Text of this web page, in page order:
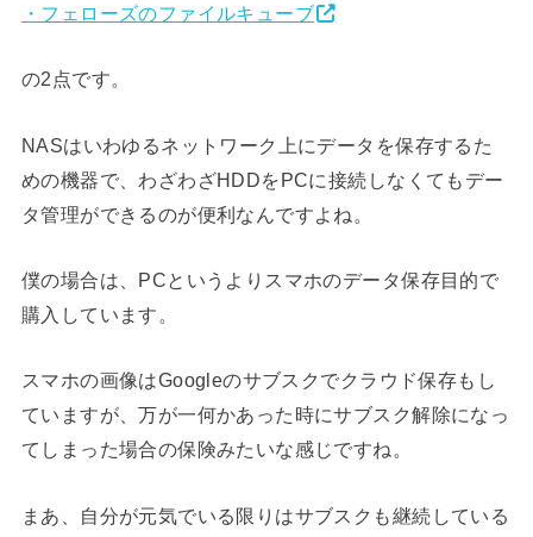
・フェローズのファイルキューブ
の2点です。
NASはいわゆるネットワーク上にデータを保存するた
めの機器で、わざわざHDDをPCに接続しなくてもデー
タ管理ができるのが便利なんですよね。
僕の場合は、PCというよりスマホのデータ保存目的で
購入しています。
スマホの画像はGoogleのサブスクでクラウド保存もし
ていますが、万が一何かあった時にサブスク解除になっ
てしまった場合の保険みたいな感じですね。
まあ、自分が元気でいる限りはサブスクも継続している